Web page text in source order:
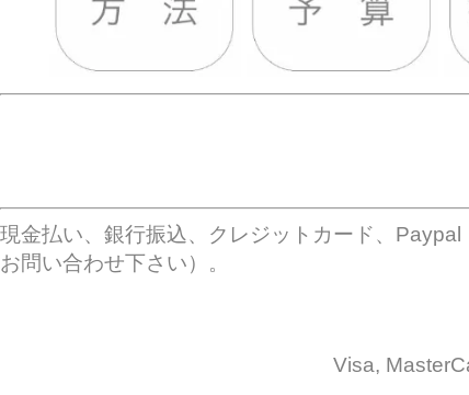
現金払い、銀行振込、クレジットカード、
お問い合わせ下さい）。
Visa,